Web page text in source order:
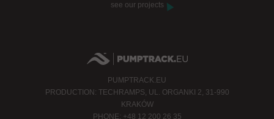
see our projects
PUMPTRACK.EU
PRODUCTION: TECHRAMPS, UL. ORGANKI 2, 31-990
KRAKÓW
PHONE: +48 12 200 26 35